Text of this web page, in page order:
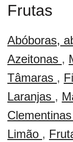
Frutas
Abóboras,
Azeitonas ,
Tâmaras ,
Laranjas ,
Clementinas
Limão ,